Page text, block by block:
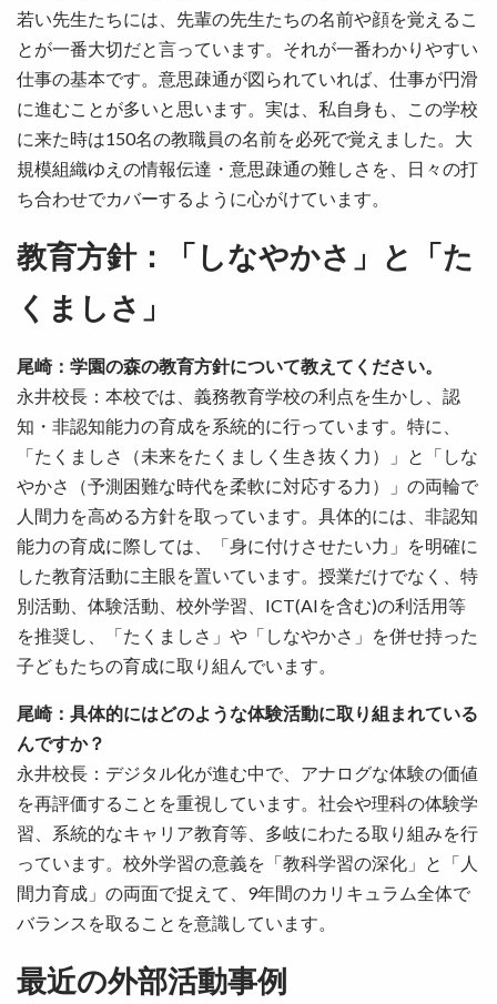
若い先生たちには、先輩の先生たちの名前や顔を覚えるこ
とが一番大切だと言っています。それが一番わかりやすい
仕事の基本です。意思疎通が図られていれば、仕事が円滑
に進むことが多いと思います。実は、私自身も、この学校
に来た時は150名の教職員の名前を必死で覚えました。大
規模組織ゆえの情報伝達・意思疎通の難しさを、日々の打
ち合わせでカバーするように心がけています。
教育方針：「しなやかさ」と「た
くましさ」
尾崎：学園の森の教育方針について教えてください。
永井校長：本校では、義務教育学校の利点を生かし、認
知・非認知能力の育成を系統的に行っています。特に、
「たくましさ（未来をたくましく生き抜く力）」と「しな
やかさ（予測困難な時代を柔軟に対応する力）」の両輪で
人間力を高める方針を取っています。具体的には、非認知
能力の育成に際しては、「身に付けさせたい力」を明確に
した教育活動に主眼を置いています。授業だけでなく、特
別活動、体験活動、校外学習、ICT(AIを含む)の利活用等
を推奨し、「たくましさ」や「しなやかさ」を併せ持った
子どもたちの育成に取り組んでいます。
尾崎：具体的にはどのような体験活動に取り組まれている
んですか？
永井校長：デジタル化が進む中で、アナログな体験の価値
を再評価することを重視しています。社会や理科の体験学
習、系統的なキャリア教育等、多岐にわたる取り組みを行
っています。校外学習の意義を「教科学習の深化」と「人
間力育成」の両面で捉えて、9年間のカリキュラム全体で
バランスを取ることを意識しています。
最近の外部活動事例